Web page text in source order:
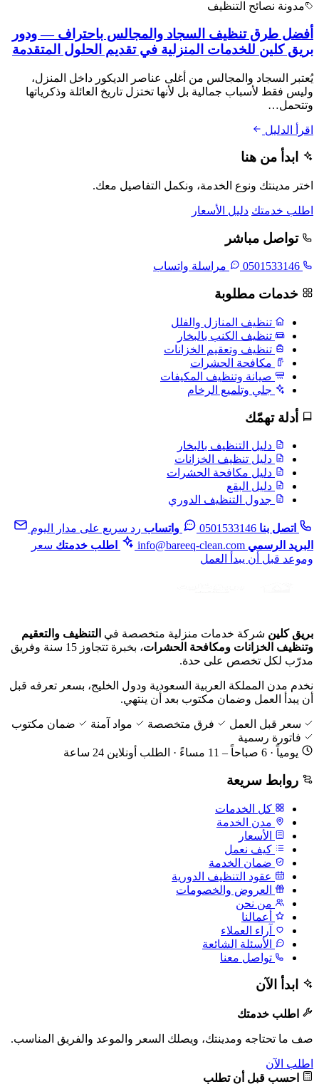
مدونة نصائح التنظيف
أفضل طرق تنظيف السجاد والمجالس باحتراف — ودور
بريق كلين للخدمات المنزلية في تقديم الحلول المتقدمة
يُعتبر السجاد والمجالس من أغلى عناصر الديكور داخل المنزل،
وليس فقط لأسباب جمالية بل لأنها تختزل تاريخ العائلة وذكرياتها
وتتحمل…
اقرأ الدليل
ابدأ من هنا
اختر مدينتك ونوع الخدمة، ونكمل التفاصيل معك.
اطلب خدمتك دليل الأسعار
تواصل مباشر
0501533146 مراسلة واتساب
خدمات مطلوبة
تنظيف المنازل والفلل
تنظيف الكنب بالبخار
تنظيف وتعقيم الخزانات
مكافحة الحشرات
صيانة وتنظيف المكيفات
جلي وتلميع الرخام
أدلة تهمّك
دليل التنظيف بالبخار
دليل تنظيف الخزانات
دليل مكافحة الحشرات
دليل البقع
جدول التنظيف الدوري
اتصل بنا 0501533146 واتساب رد سريع على مدار اليوم
البريد الرسمي info@bareeq-clean.com اطلب خدمتك سعر
وموعد قبل أن يبدأ العمل
بريق كلين شركة خدمات منزلية متخصصة في التنظيف والتعقيم
وتنظيف الخزانات ومكافحة الحشرات
، بخبرة تتجاوز 15 سنة وفريق
مدرّب لكل تخصص على حدة.
نخدم مدن المملكة العربية السعودية ودول الخليج، بسعر تعرفه قبل
أن يبدأ العمل وضمان مكتوب بعد أن ينتهي.
سعر قبل العمل فرق متخصصة مواد آمنة
ضمان مكتوب
فاتورة رسمية
يومياً · 6 صباحاً – 11 مساءً · الطلب أونلاين 24 ساعة
روابط سريعة
كل الخدمات
مدن الخدمة
الأسعار
كيف نعمل
ضمان الخدمة
عقود التنظيف الدورية
العروض والخصومات
من نحن
أعمالنا
آراء العملاء
الأسئلة الشائعة
تواصل معنا
ابدأ الآن
اطلب خدمتك
صف ما تحتاجه ومدينتك، ويصلك السعر والموعد والفريق المناسب.
اطلب الآن
احسب قبل أن تطلب